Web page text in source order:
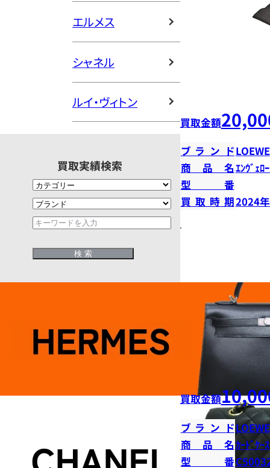
エルメス
シャネル
ルイ・ヴィトン
買取実績検索
買取金額
ブランドLOEWE
商品名ｴﾝｳﾞｪﾛ
型番
買取時期2024
買取金額
ブランドLOEWE
商品名ｶｰﾄﾞｹｰｽ
型番